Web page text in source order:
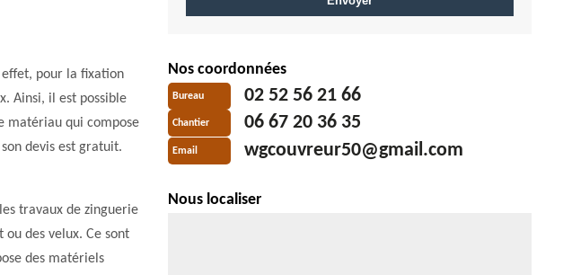
effet, pour la fixation
Ainsi, il est possible
matériau qui compose
devis est gratuit.
travaux de zinguerie
des velux. Ce sont
des matériels
Nos coordonnées
Bureau 02 52 56 21 66
Chantier 06 67 20 36 35
Email wgcouvreur50@gmail.com
Nous localiser